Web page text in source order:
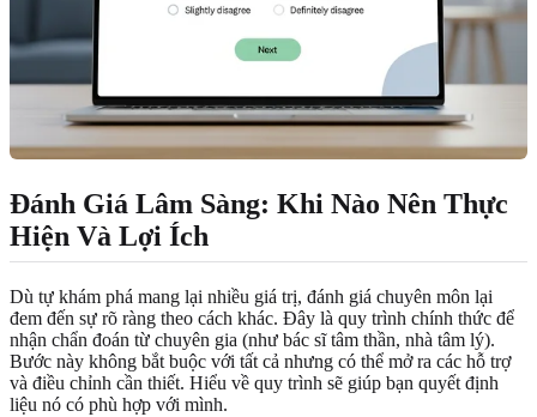
Đánh Giá Lâm Sàng: Khi Nào Nên Thực
Hiện Và Lợi Ích
Dù tự khám phá mang lại nhiều giá trị, đánh giá chuyên môn lại
đem đến sự rõ ràng theo cách khác. Đây là quy trình chính thức để
nhận chẩn đoán từ chuyên gia (như bác sĩ tâm thần, nhà tâm lý).
Bước này không bắt buộc với tất cả nhưng có thể mở ra các hỗ trợ
và điều chỉnh cần thiết. Hiểu về quy trình sẽ giúp bạn quyết định
liệu nó có phù hợp với mình.